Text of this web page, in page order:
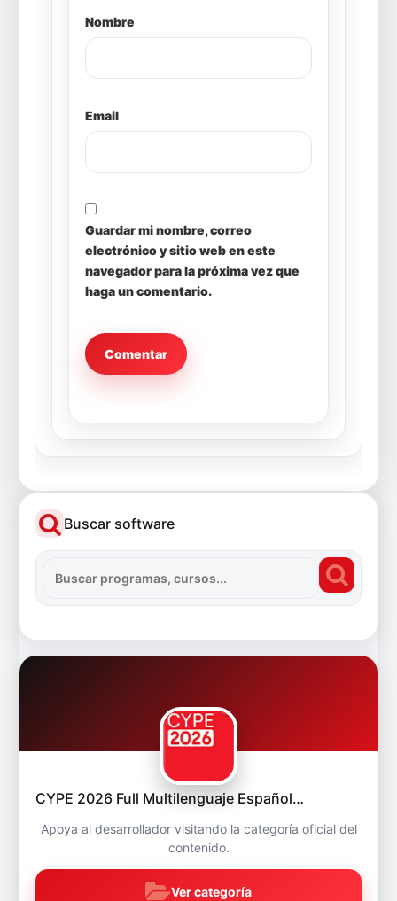
Nombre
Email
Guardar mi nombre, correo
electrónico y sitio web en este
navegador para la próxima vez que
haga un comentario.
Buscar software
CYPE 2026 Full Multilenguaje Español…
Apoya al desarrollador visitando la categoría oficial del
contenido.
Ver categoría